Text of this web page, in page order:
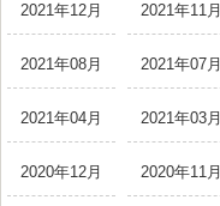
2021年12月 2021年11月
2021年08月 2021年07月
2021年04月 2021年03月
2020年12月 2020年11月